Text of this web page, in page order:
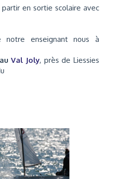
en sortie scolaire avec
notre enseignant nous à
Val Joly, près de Liessies